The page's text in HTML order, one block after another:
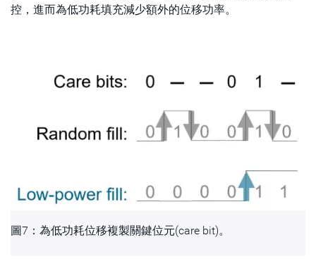
控，進而為低功耗填充減少額外的位移功率。
圖7：為低功耗位移複製關鍵位元(care bit)。